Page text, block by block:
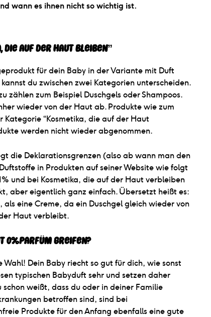
wann es ihnen nicht so wichtig ist.
die auf der Haut bleiben”
für dein Baby in der Variante mit Duft
du zwischen zwei Kategorien unterscheiden.
zählen zum Beispiel Duschgels oder Shampoos.
wieder von der Haut ab. Produkte wie zum
Kategorie “Kosmetika, die auf der Haut
werden nicht wieder abgenommen.
die Deklarationsgrenzen (also ab wann man den
in Produkten auf seiner Website wie folgt
und bei Kosmetika, die auf der Haut verbleiben
aber eigentlich ganz einfach. Übersetzt heißt es:
eine Creme, da ein Duschgel gleich wieder von
Haut verbleibt.
0% Parfüm greifen?
Dein Baby riecht so gut für dich, wie sonst
typischen Babyduft sehr und setzen daher
weißt, dass du oder in deiner Familie
betroffen sind, sind bei
Produkte für den Anfang ebenfalls eine gute